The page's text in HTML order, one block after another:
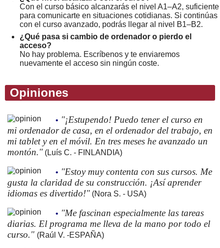
Con el curso básico alcanzarás el nivel A1–A2, suficiente
para comunicarte en situaciones cotidianas. Si continúas
con el curso avanzado, podrás llegar al nivel B1–B2.
¿Qué pasa si cambio de ordenador o pierdo el
acceso?
No hay problema. Escríbenos y te enviaremos
nuevamente el acceso sin ningún coste.
Opiniones
• "¡Estupendo! Puedo tener el curso en
mi ordenador de casa, en el ordenador del trabajo, en
mi tablet y en el móvil. En tres meses he avanzado un
montón." (Luís C. - FINLANDIA)
• "Estoy muy contenta con sus cursos. Me
gusta la claridad de su construcción. ¡Así aprender
idiomas es divertido!" (Nora S. - USA)
• "Me fascinan especialmente las tareas
diarias. El programa me lleva de la mano por todo el
curso." (Raúl V. -ESPAÑA)